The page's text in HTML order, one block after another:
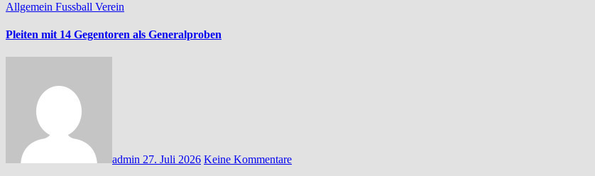
Allgemein Fussball Verein
Pleiten mit 14 Gegentoren als Generalproben
admin 27. Juli 2026 Keine Kommentare